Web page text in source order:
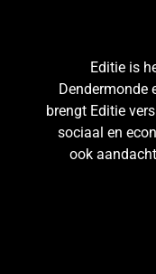
Editie is
Dendermonde
brengt Editie
sociaal en
ook